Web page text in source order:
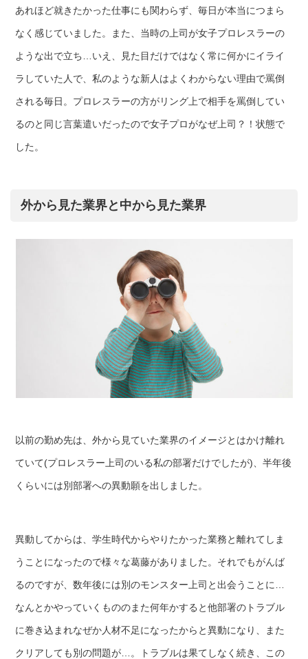
あれほど就きたかった仕事にも関わらず、毎日が本当につまら
なく感じていました。また、当時の上司が女子プロレスラーの
ような出で立ち…いえ、見た目だけではなく常に何かにイライ
ラしていた人で、私のような新人はよくわからない理由で罵倒
される毎日。プロレスラーの方がリング上で相手を罵倒してい
るのと同じ言葉遣いだったので女子プロがなぜ上司？！状態で
した。
外から見た業界と中から見た業界
以前の勤め先は、外から見ていた業界のイメージとはかけ離れ
ていて(プロレスラー上司のいる私の部署だけでしたが)、半年後
くらいには別部署への異動願を出しました。
異動してからは、学生時代からやりたかった業務と離れてしま
うことになったので様々な葛藤がありました。それでもがんば
るのですが、数年後には別のモンスター上司と出会うことに…
なんとかやっていくもののまた何年かすると他部署のトラブル
に巻き込まれなぜか人材不足になったからと異動になり、また
クリアしても別の問題が…。トラブルは果てしなく続き、この